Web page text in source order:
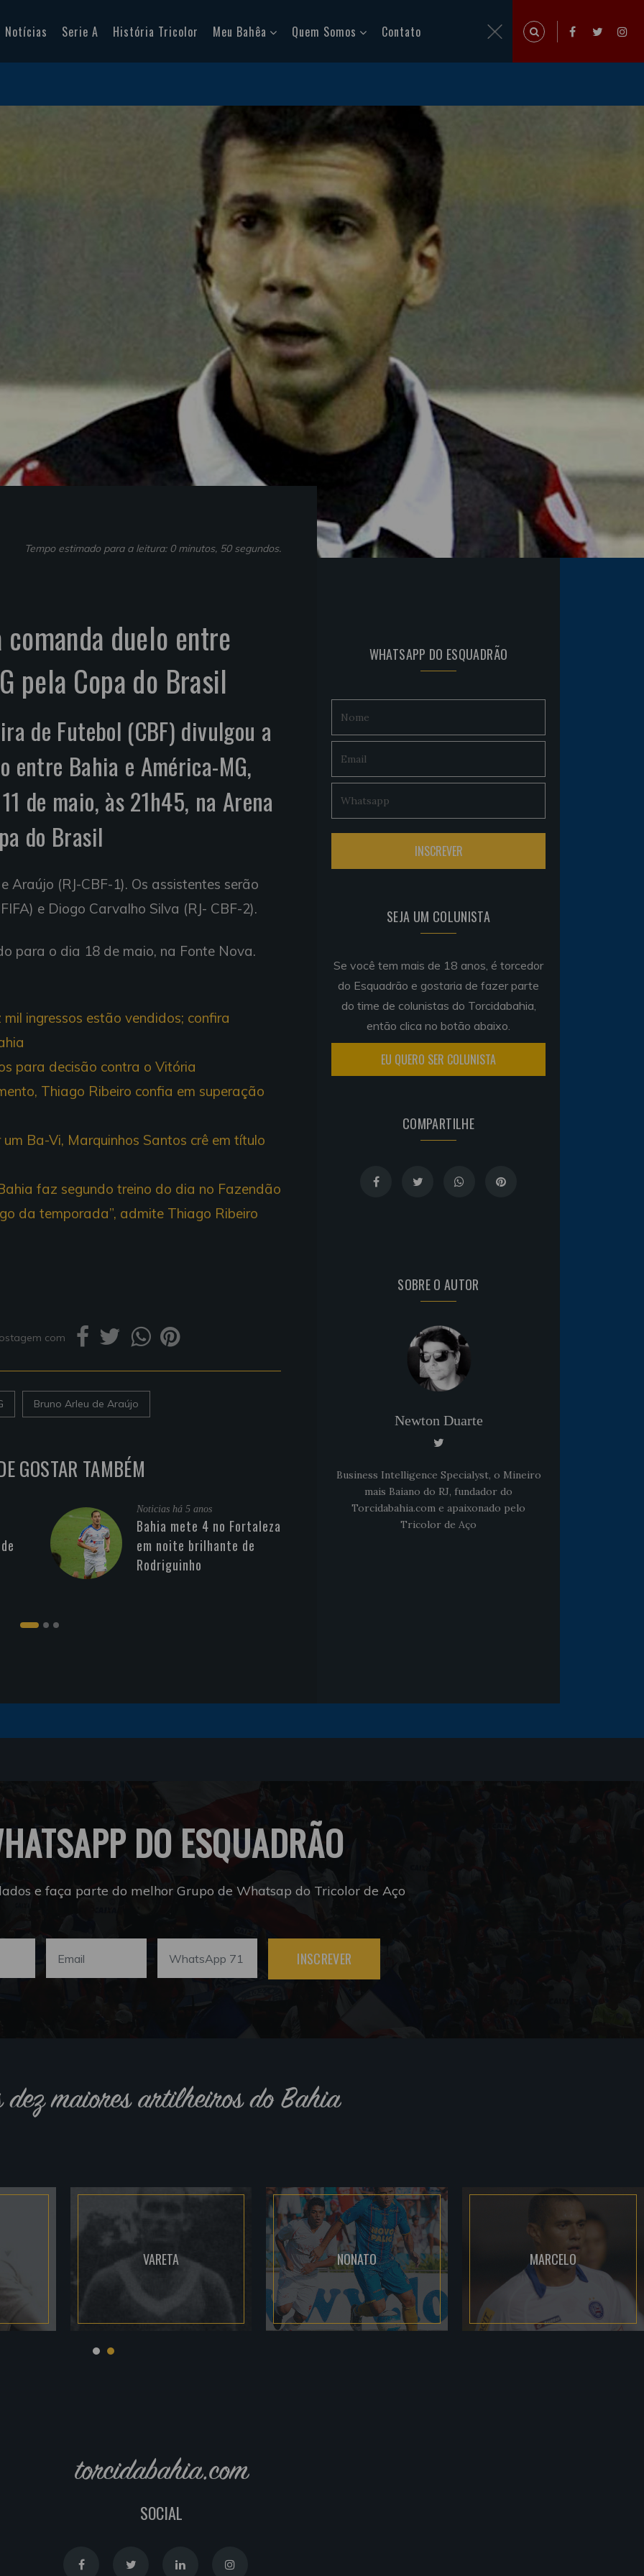
Notícias Serie A História Tricolor Meu Bahêa Quem Somos Contato
Tempo estimado para a leitura: 0 minutos, 50 segundos.
duelo entre
pela Copa do Brasil
de Futebol (CBF) divulgou a
entre Bahia e América-MG,
de maio, às 21h45, na Arena
do Brasil
Araújo (RJ-CBF-1). Os assistentes serão
e Diogo Carvalho Silva (RJ- CBF-2).
para o dia 18 de maio, na Fonte Nova.
ingressos estão vendidos; confira
para decisão contra o Vitória
Thiago Ribeiro confia em superação
Ba-Vi, Marquinhos Santos crê em título
faz segundo treino do dia no Fazendão
da temporada”, admite Thiago Ribeiro
com
Bruno Arleu de Araújo
GOSTAR TAMBÉM
Noticias há 5 anos
Bahia mete 4 no Fortaleza
em noite brilhante de
Rodriguinho
Noticiashá 5 anos
Goleiro Douglas Friedrich
WHATSAPP DO ESQUADRÃO
SEJA UM COLUNISTA
Se você tem mais de 18 anos, é torcedor
do Esquadrão e gostaria de fazer parte
do time de colunistas do Torcidabahia,
então clica no botão abaixo.
EU QUERO SER COLUNISTA
COMPARTILHE
SOBRE O AUTOR
Newton Duarte
Business Intelligence Specialyst, o Mineiro
mais Baiano do RJ, fundador do
Torcidabahia.com e apaixonado pelo
Tricolor de Aço
DO ESQUADRÃO
e faça parte do melhor Grupo de Whatsap do Tricolor de Aço
INSCREVER
dez maiores artilheiros do Bahia
VARETA NONATO MARCELO
torcidabahia.com
SOCIAL